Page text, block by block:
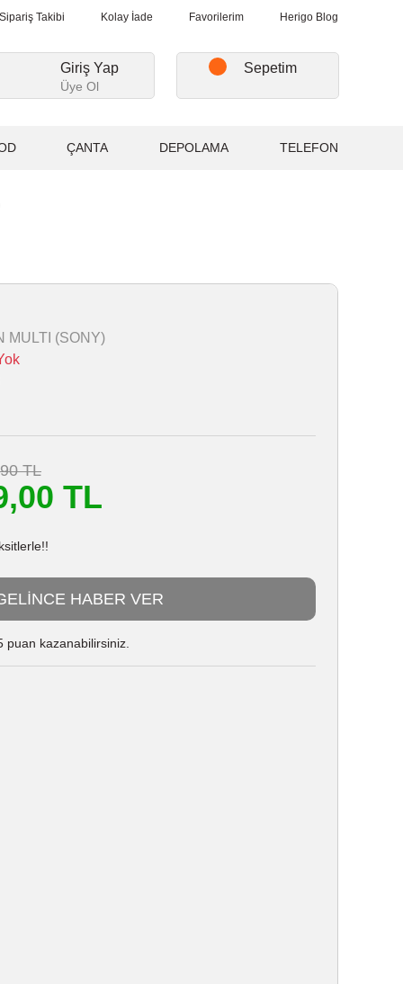
Sipariş Takibi Kolay İade Favorilerim Herigo Blog
Giriş Yap
Üye Ol
Sepetim
ÇANTA DEPOLAMA TELEFON
MULTI (SONY)
TL
TL
HABER VER
puan kazanabilirsiniz.
Kargo Ücretsiz...2.000₺ ve Üzeri Alışverişlerde,